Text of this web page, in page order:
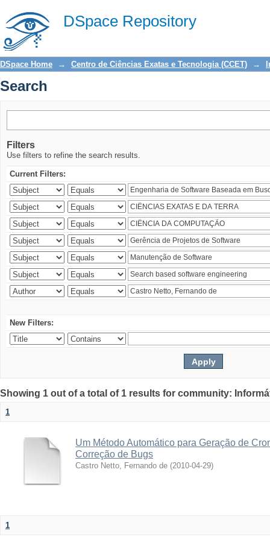
DSpace Repository
Search
DSpace Home → Centro de Ciências Exatas e Tecnologia (CCET) →
Search
Filters
Use filters to refine the search results.
Current Filters:
New Filters:
Showing 1 out of a total of 1 results for community:
1
Um Método Automático para Geração de
Correção de Bugs
Castro Netto, Fernando de (2010-04-29)
1